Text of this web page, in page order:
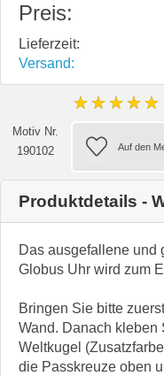
Preis:
Lieferzeit:
Versand:
★★★★★
Motiv Nr.
190102
Produktdetails -
Das ausgefallene und
Globus Uhr wird zum
Bringen Sie bitte
Wand. Danach kleben
Weltkugel
die Passkreuze oben